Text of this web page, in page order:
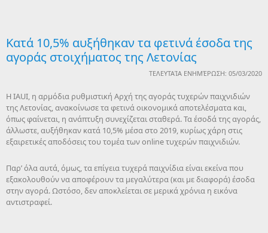
Κατά 10,5% αυξήθηκαν τα φετινά έσοδα της
αγοράς στοιχήματος της Λετονίας
ΤΕΛΕΥΤΑΊΑ ΕΝΗΜΈΡΩΣΗ: 05/03/2020
Η IAUI, η αρμόδια ρυθμιστική Αρχή της αγοράς τυχερών παιχνιδιών
της Λετονίας, ανακοίνωσε τα φετινά οικονομικά αποτελέσματα και,
όπως φαίνεται, η ανάπτυξη συνεχίζεται σταθερά. Τα έσοδά της αγοράς,
άλλωστε, αυξήθηκαν κατά 10,5% μέσα στο 2019, κυρίως χάρη στις
εξαιρετικές αποδόσεις του τομέα των online τυχερών παιχνιδιών.
Παρ’ όλα αυτά, όμως, τα επίγεια τυχερά παιχνίδια είναι εκείνα που
εξακολουθούν να αποφέρουν τα μεγαλύτερα (και με διαφορά) έσοδα
στην αγορά. Ωστόσο, δεν αποκλείεται σε μερικά χρόνια η εικόνα
αντιστραφεί.